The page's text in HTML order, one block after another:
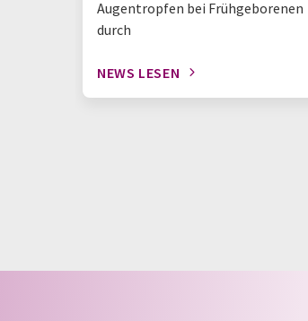
Augentropfen bei Frühgeborenen
durch
NEWS LESEN